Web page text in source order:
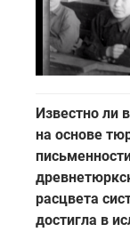
Известно ли
на основе
расцвета
достигла в